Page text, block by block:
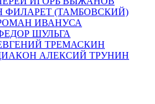
ФИЛАРЕТ (ТАМБОВСКИЙ)
ИВАНУСА
ШУЛЬГА
ТРЕМАСКИН
АЛЕКСИЙ ТРУНИН